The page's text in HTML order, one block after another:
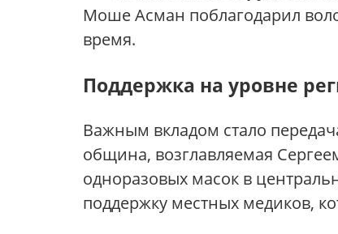
Моше Асман поблагодарил
время.
Поддержка на уровне
Важным вкладом стало
община, возглавляемая
одноразовых масок в
поддержку местных медиков,